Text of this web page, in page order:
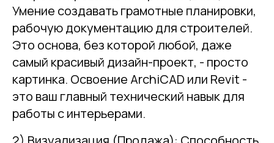
Умение создавать грамотные планировки,
рабочую документацию для строителей.
Это основа, без которой любой, даже
самый красивый дизайн-проект, - просто
картинка. Освоение ArchiCAD или Revit -
это ваш главный технический навык для
работы с интерьерами.